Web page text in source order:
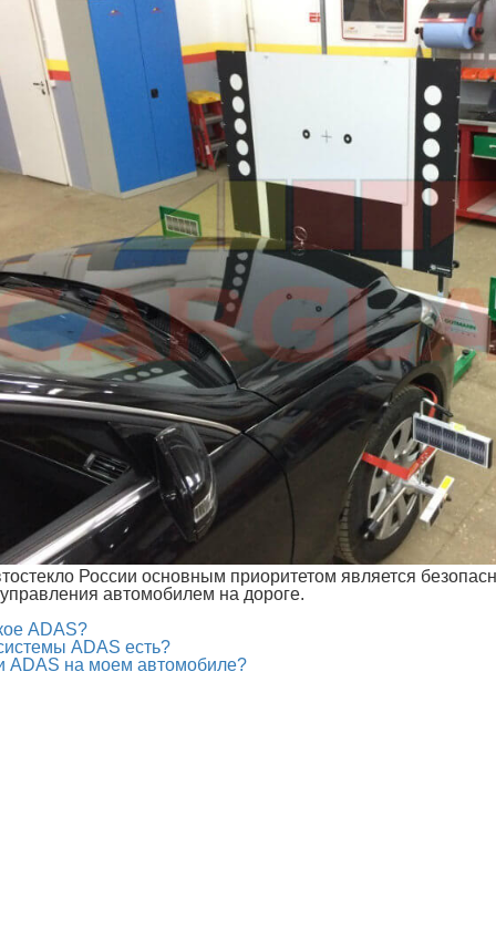
России основным приоритетом является
автомобилем на дороге.
ADAS?
ADAS есть?
ADAS на моем автомобиле?